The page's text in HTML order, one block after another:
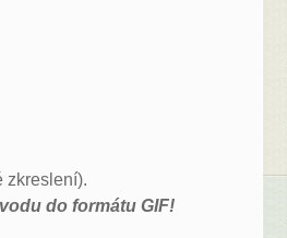
zkreslení).
do formátu GIF!